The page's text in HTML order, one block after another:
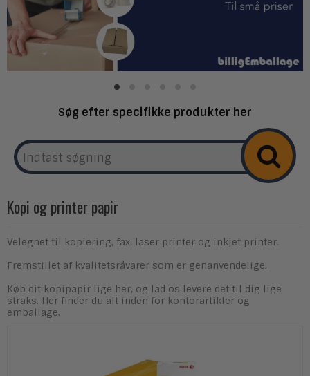
Søg efter specifikke produkter her
Kopi og printer papir
Velegnet til kopiering, fax, laser printer og inkjet printer.
Fremstillet af kvalitetsråvarer som er genanvendelige.
Køb dit kopipapir lige her, og lad os levere det til dig lige
straks. Her finder du alt inden for kontorartikler og
emballage.